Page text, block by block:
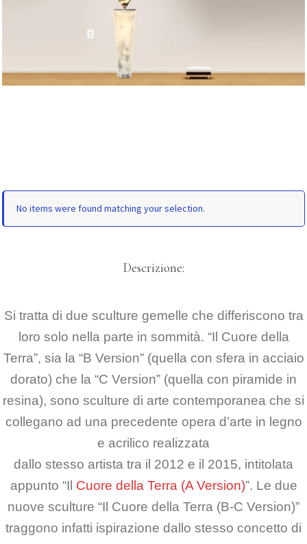
No items were found matching your selection.
Descrizione:
Si tratta di due sculture gemelle che differiscono tra
loro solo nella parte in sommità. “Il Cuore della
Terra”, sia la “B Version” (quella con sfera in acciaio
dorato) che la “C Version” (quella con piramide in
resina), sono sculture di arte contemporanea che si
collegano ad una precedente opera d’arte in legno
e acrilico realizzata
dallo stesso artista tra il 2012 e il 2015, intitolata
appunto “Il Cuore della Terra (A Version)”. Le due
nuove sculture “Il Cuore della Terra (B-C Version)”
traggono infatti ispirazione dallo stesso concetto di